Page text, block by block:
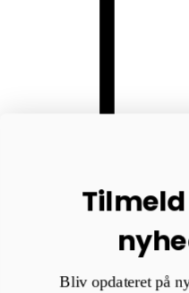
Bliv opdateret på